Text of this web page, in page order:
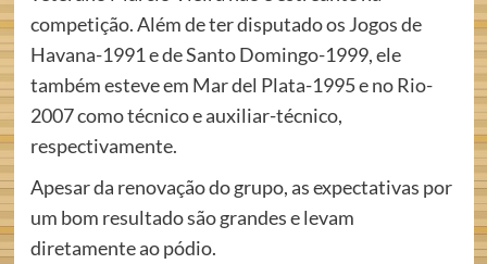
competição. Além de ter disputado os Jogos de
Havana-1991 e de Santo Domingo-1999, ele
também esteve em Mar del Plata-1995 e no Rio-
2007 como técnico e auxiliar-técnico,
respectivamente.
Apesar da renovação do grupo, as expectativas por
um bom resultado são grandes e levam
diretamente ao pódio.